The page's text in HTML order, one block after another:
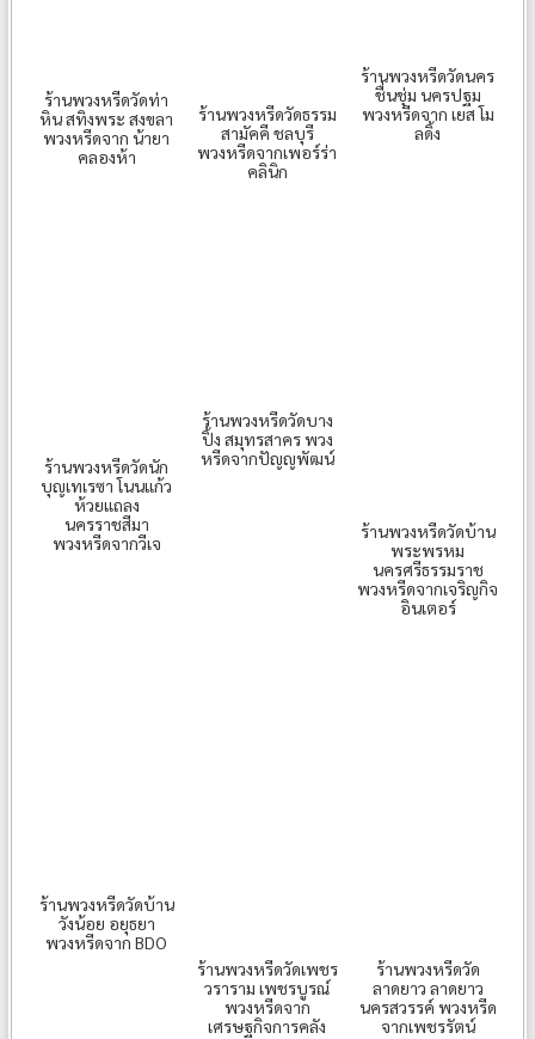
ร้านพวงหรีดวัดท่า
หิน สทิงพระ สงขลา
พวงหรีดจาก น้ายา
คลองห้า
ร้านพวงหรีดวัดธรรม
สามัคคี ชลบุรี
พวงหรีดจากเพอร์ร่า
คลินิก
ร้านพวงหรีดวัดนคร
ชื่นชุ่ม นครปฐม
พวงหรีดจาก เยส โม
ลดิ้ง
ร้านพวงหรีดวัดนัก
บุญเทเรซา โนนแก้ว
ห้วยแถลง
นครราชสีมา
พวงหรีดจากวีเจ
ร้านพวงหรีดวัดบาง
ปิ้ง สมุทรสาคร พวง
หรีดจากปัญญพัฒน์
ร้านพวงหรีดวัดบ้าน
พระพรหม
นครศรีธรรมราช
พวงหรีดจากเจริญกิจ
อินเตอร์
ร้านพวงหรีดวัดบ้าน
วังน้อย อยุธยา
พวงหรีดจาก BDO
ร้านพวงหรีดวัดเพชร
วราราม เพชรบูรณ์
พวงหรีดจาก
เศรษฐกิจการคลัง
ร้านพวงหรีดวัด
ลาดยาว ลาดยาว
นครสวรรค์ พวงหรีด
จากเพชรรัตน์